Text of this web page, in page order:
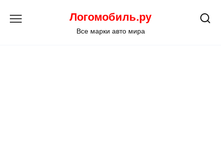
Логомобиль.ру
Все марки авто мира